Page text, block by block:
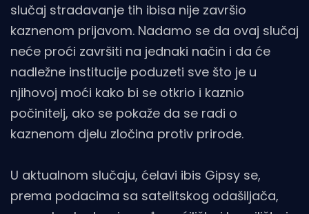
slučaj stradavanje tih ibisa nije završio
kaznenom prijavom. Nadamo se da ovaj slučaj
neće proći završiti na jednaki način i da će
nadležne institucije poduzeti sve što je u
njihovoj moći kako bi se otkrio i kaznio
počinitelj, ako se pokaže da se radi o
kaznenom djelu zločina protiv prirode.
U aktualnom slučaju, ćelavi ibis Gipsy se,
prema podacima sa satelitskog odašiljača,